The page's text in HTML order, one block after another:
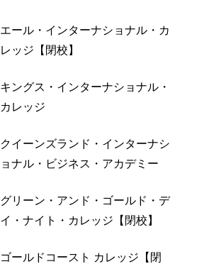
エール・インターナショナル・カ
レッジ【閉校】
キングス・インターナショナル・
カレッジ
クイーンズランド・インターナシ
ョナル・ビジネス・アカデミー
グリーン・アンド・ゴールド・デ
イ・ナイト・カレッジ【閉校】
ゴールドコースト カレッジ【閉